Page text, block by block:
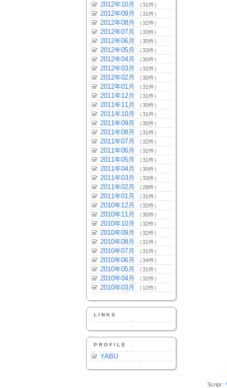
2012年10月 （31件）
2012年09月 （31件）
2012年08月 （32件）
2012年07月 （33件）
2012年06月 （30件）
2012年05月 （33件）
2012年04月 （30件）
2012年03月 （32件）
2012年02月 （30件）
2012年01月 （31件）
2011年12月 （31件）
2011年11月 （30件）
2011年10月 （31件）
2011年09月 （30件）
2011年08月 （31件）
2011年07月 （32件）
2011年06月 （32件）
2011年05月 （31件）
2011年04月 （30件）
2011年03月 （33件）
2011年02月 （28件）
2011年01月 （31件）
2010年12月 （32件）
2010年11月 （30件）
2010年10月 （32件）
2010年09月 （32件）
2010年08月 （31件）
2010年07月 （31件）
2010年06月 （34件）
2010年05月 （31件）
2010年04月 （32件）
2010年03月 （12件）
LINKS
PROFILE
YABU
Script :